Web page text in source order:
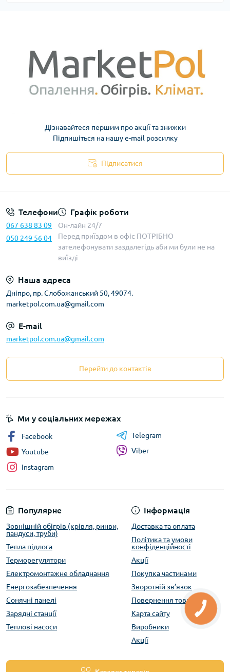
Дізнавайтеся першим про акції та знижки
Підпишіться на нашу e-mail розсилку
Підписатися
Телефони
067 638 83 09
050 249 56 04
Графік роботи
Он-лайн 24/7
Перед приїздом в офіс ПОТРІБНО
зателефонувати заздалегідь аби ми були не на
виїзді
Наша адреса
Дніпро, пр. Слобожанський 50, 49074.
marketpol.com.ua@gmail.com
E-mail
marketpol.com.ua@gmail.com
Перейти до контактів
Популярне
Зовнішній обігрів (крівля, ринви,
пандуси, труби)
Тепла підлога
Терморегулятори
Електромонтажне обладнання
Енергозабезпечення
Сонячні панелі
Зарядні станції
Теплові насоси
Інформація
Доставка та оплата
Політика та умови
конфіденційності
Акції
Покупка частинами
Зворотній зв’язок
Повернення товару
Карта сайту
Виробники
Акції
Ми у соціальних мережах
Facebook
Youtube
Instagram
Telegram
Viber